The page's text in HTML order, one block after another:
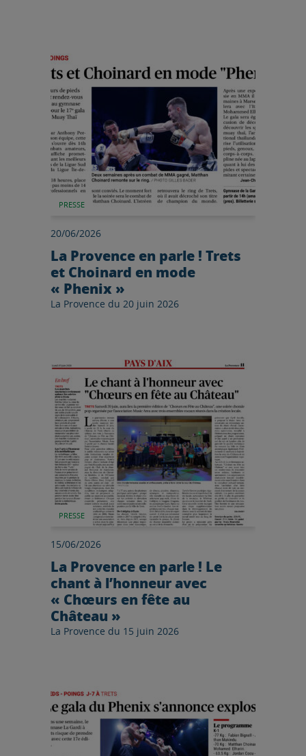
PRESSE
20/06/2026
La Provence en parle ! Trets
et Choinard en mode
« Phenix »
La Provence du 20 juin 2026
Lire l'article
PRESSE
15/06/2026
La Provence en parle ! Le
chant à l’honneur avec
« Chœurs en fête au
Château »
La Provence du 15 juin 2026
Lire l'article
Lire l'article